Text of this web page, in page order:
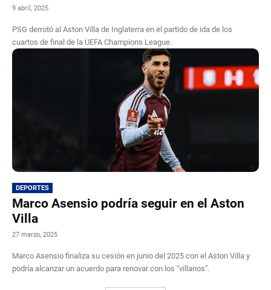
9 abril, 2025
PSG derrotó al Aston Villa de Inglaterra en el partido de ida de los
cuartos de final de la UEFA Champions League.
DEPORTES
Marco Asensio podría seguir en el Aston
Villa
27 marzo, 2025
Marco Asensio finaliza su cesión en junio del 2025 con el Aston Villa y
podría alcanzar un acuerdo para renovar con los “villanos”.